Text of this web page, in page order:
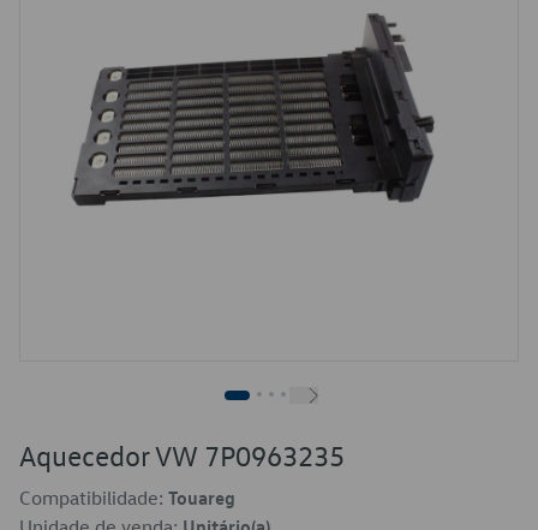
Aquecedor VW 7P0963235
Compatibilidade: Touareg